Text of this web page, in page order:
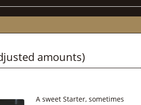
amounts)
A sweet Starter, sometimes